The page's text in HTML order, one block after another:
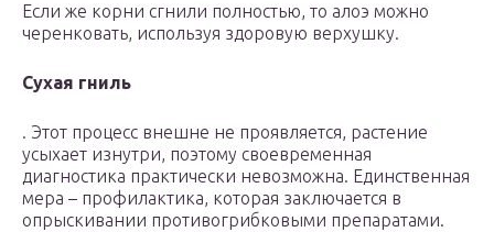
Если же корни сгнили полностью, то алоэ можно
черенковать, используя здоровую верхушку.
Сухая гниль
. Этот процесс внешне не проявляется, растение
усыхает изнутри, поэтому своевременная
диагностика практически невозможна. Единственная
мера – профилактика, которая заключается в
опрыскивании противогрибковыми препаратами.